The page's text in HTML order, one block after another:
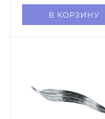
В КОРЗИНУ